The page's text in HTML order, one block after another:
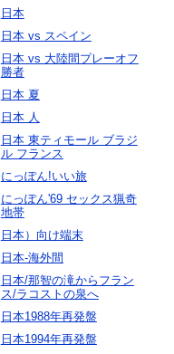
日本
日本 vs スペイン
日本 vs 大陸間プレーオフ
勝者
日本 夏
日本 人
日本 東ティモール ブラジ
ル フランス
にっぽん!いい旅
にっぽん'69 セックス猟奇
地帯
日本）向け端末
日本-海外間
日本/那智の滝からフラン
ス/ラコストの泉へ
日本1988年再発盤
日本1994年再発盤